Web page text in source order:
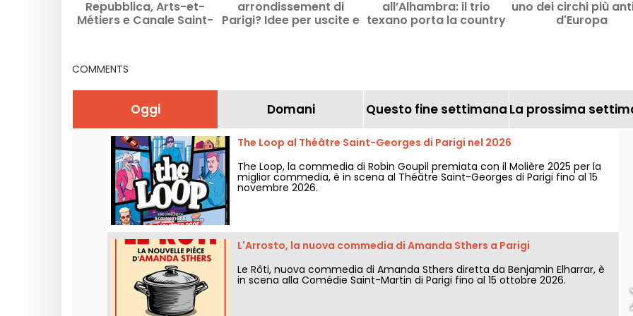
Repubblica, Arts-et-
Métiers e Canale Saint-
arrondissement di
Parigi? Idee per uscite e
all’Alhambra: il trio
texano porta la country
uno dei circhi più
d'Europa
COMMENTS
Oggi Domani Questo fine settimana La prossima
The Loop al Théâtre Saint-Georges di Parigi nel 2026
The Loop, la commedia di Robin Goupil premiata con il Molière 2025 per la
miglior commedia, è in scena al Théâtre Saint-Georges di Parigi fino al 15
novembre 2026.
L'Arrosto, la nuova commedia di Amanda Sthers a Parigi
Le Rôti, nuova commedia di Amanda Sthers diretta da Benjamin Elharrar, è
in scena alla Comédie Saint-Martin di Parigi fino al 15 ottobre 2026.